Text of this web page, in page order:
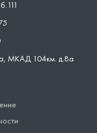
, МКАД 104км. д.8а